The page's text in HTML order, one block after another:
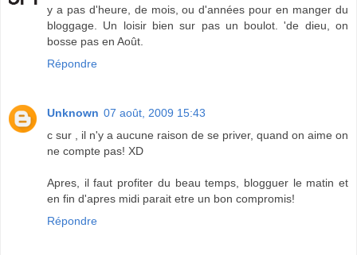
y a pas d'heure, de mois, ou d'années pour en manger du
bloggage. Un loisir bien sur pas un boulot. 'de dieu, on
bosse pas en Août.
Répondre
Unknown 07 août, 2009 15:43
c sur , il n'y a aucune raison de se priver, quand on aime on
ne compte pas! XD
Apres, il faut profiter du beau temps, blogguer le matin et
en fin d'apres midi parait etre un bon compromis!
Répondre